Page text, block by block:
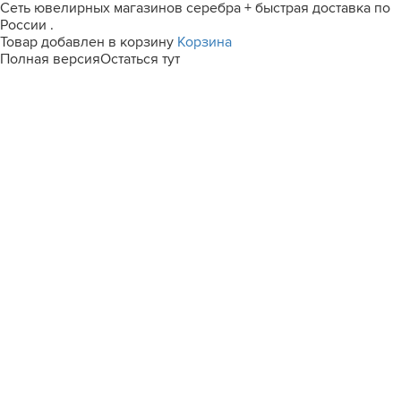
Сеть ювелирных магазинов серебра + быстрая доставка по
России .
Товар добавлен в корзину Корзина
Полная версияОстаться тут